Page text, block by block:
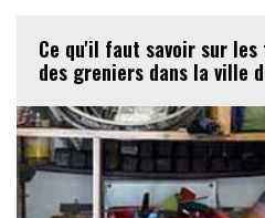
Ce qu'il faut savoir sur les
des greniers dans la ville